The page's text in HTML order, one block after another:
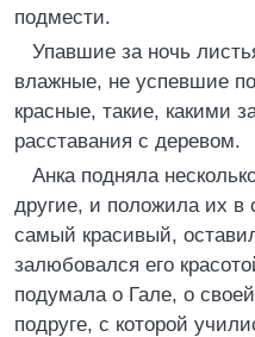
подмести.
Упавшие за ночь
влажные, не успевшие
красные, такие, какими
расставания с деревом.
Анка подняла
другие, и положила их в
самый красивый,
залюбовался его
подумала о Гале, о
подруге, с которой